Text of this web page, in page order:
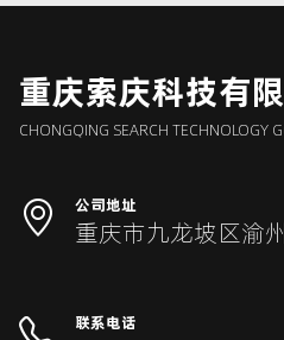
重庆索庆科技有
CHONGQING SEARCH TECHNOLOGY
公司地址
重庆市九龙坡区渝
联系电话